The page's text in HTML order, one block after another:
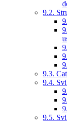
9.2.
9.3.
9.4.
9.5.